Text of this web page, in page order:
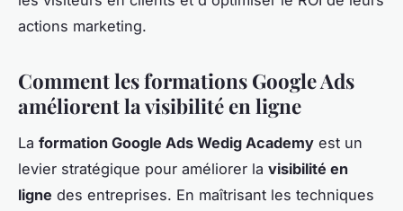
actions marketing.
Comment les formations Google Ads
améliorent la visibilité en ligne
La formation Google Ads Wedig Academy est un
levier stratégique pour améliorer la visibilité en
ligne des entreprises. En maîtrisant les techniques